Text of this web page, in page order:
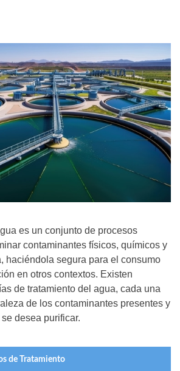
es un conjunto de procesos
contaminantes físicos, químicos y
haciéndola segura para el consumo
en otros contextos. Existen
de tratamiento del agua, cada una
de los contaminantes presentes y
desea purificar.
de Tratamiento